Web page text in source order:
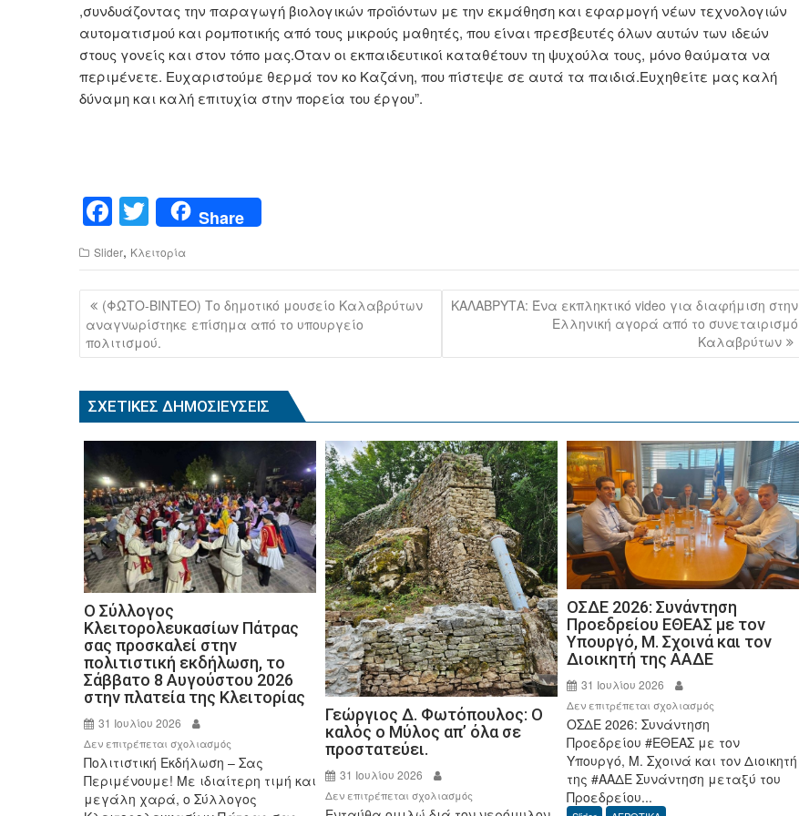
,συνδυάζοντας την παραγωγή βιολογικών προϊόντων με την εκμάθηση και εφαρμογή νέων τεχνολογιών
αυτοματισμού και ρομποτικής από τους μικρούς μαθητές, που είναι πρεσβευτές όλων αυτών των ιδεών
στους γονείς και στον τόπο μας.Όταν οι εκπαιδευτικοί καταθέτουν τη ψυχούλα τους, μόνο θαύματα να
περιμένετε. Ευχαριστούμε θερμά τον κο Καζάνη, που πίστεψε σε αυτά τα παιδιά.Ευχηθείτε μας καλή
δύναμη και καλή επιτυχία στην πορεία του έργου”.
F
a
c
e
b
o
o
k
T
wi
tt
er
Share
Slider, Κλειτορία
Πλοήγηση
άρθρων
(ΦΩΤΟ-ΒΙΝΤΕΟ) Το δημοτικό μουσείο Καλαβρύτων
αναγνωρίστηκε επίσημα από το υπουργείο
πολιτισμού.
ΚΑΛΑΒΡΥΤΑ: Ένα εκπληκτικό video για διαφήμιση στην
Ελληνική αγορά από το συνεταιρισμό
Καλαβρύτων
ΣΧΕΤΙΚΈΣ ΔΗΜΟΣΙΕΎΣΕΙΣ
Ο Σύλλογος
Κλειτορολευκασίων Πάτρας
σας προσκαλεί στην
πολιτιστική εκδήλωση, το
Σάββατο 8 Αυγούστου 2026
στην πλατεία της Κλειτορίας
31 Ιουλίου 2026
Δεν επιτρέπεται σχολιασμός
Ο
Σύλλογος
Κλειτορολευκασίων
Πολιτιστική Εκδήλωση – Σας
Περιμένουμε! Με ιδιαίτερη τιμή και
μεγάλη χαρά, ο Σύλλογος
Γεώργιος Δ. Φωτόπουλος: Ο
καλός ο Μύλος απ’ όλα σε
προστατεύει.
31 Ιουλίου 2026
Δεν επιτρέπεται σχολιασμός
ΟΣΔΕ 2026: Συνάντηση
Προεδρείου ΕΘΕΑΣ με τον
Υπουργό, Μ. Σχοινά και τον
Διοικητή της ΑΑΔΕ
31 Ιουλίου 2026
Δεν επιτρέπεται σχολιασμός
2026:
Συνάντηση
Προεδρείου
ΟΣΔΕ 2026: Συνάντηση
Προεδρείου #ΕΘΕΑΣ με τον
Υπουργό, Μ. Σχοινά και τον Διοικητή
της #ΑΑΔΕ Συνάντηση μεταξύ του
Προεδρείου...